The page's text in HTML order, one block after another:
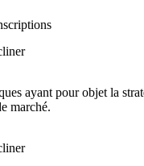
ayant pour objet la
marché.